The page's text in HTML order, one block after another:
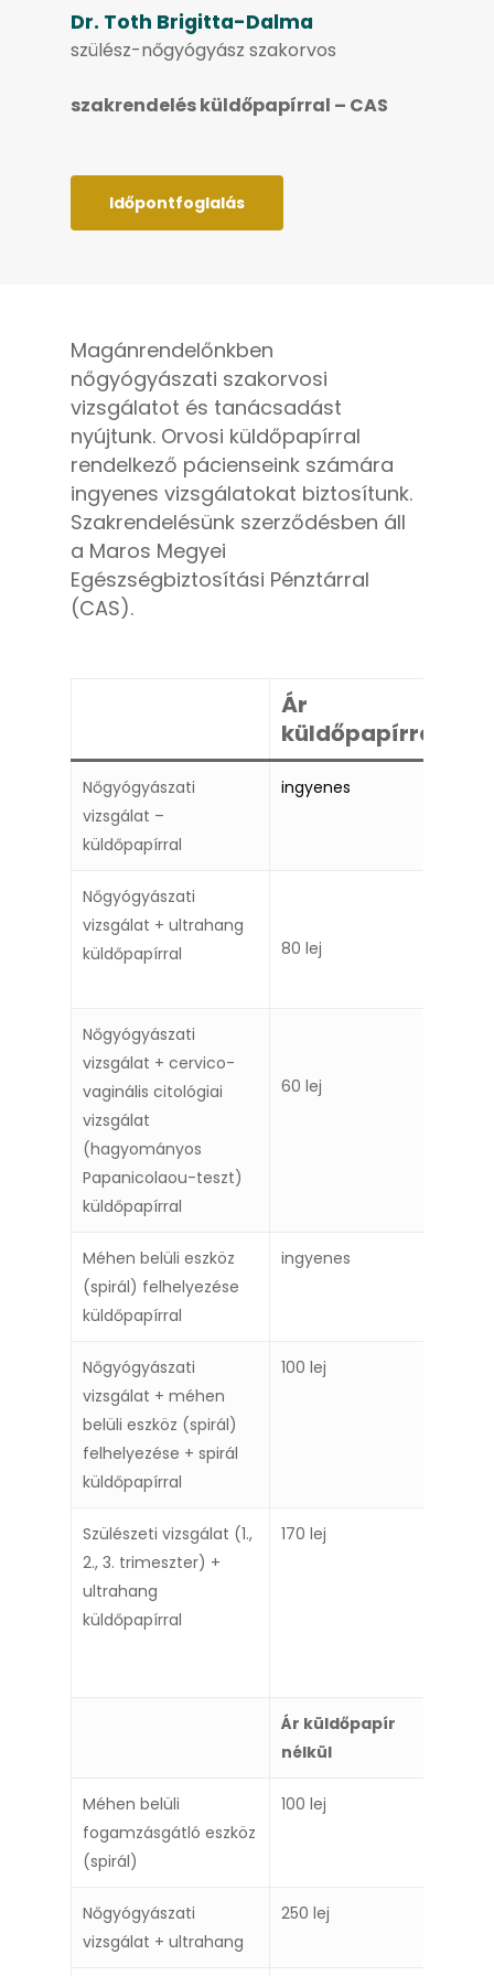
Dr. Toth Brigitta-Dalma
szülész-nőgyógyász szakorvos
szakrendelés küldőpapírral – CAS
Időpontfoglalás
Magánrendelőnkben
nőgyógyászati szakorvosi
vizsgálatot és tanácsadást
nyújtunk. Orvosi küldőpapírral
rendelkező pácienseink számára
ingyenes vizsgálatokat biztosítunk.
Szakrendelésünk szerződésben áll
a Maros Megyei
Egészségbiztosítási Pénztárral
(CAS).
Ár
küldőpapírral
Nőgyógyászati
vizsgálat –
küldőpapírral
ingyenes
Nőgyógyászati
vizsgálat + ultrahang
küldőpapírral
80 lej
Nőgyógyászati
vizsgálat + cervico-
vaginális citológiai
vizsgálat
(hagyományos
Papanicolaou-teszt)
küldőpapírral
60 lej
Méhen belüli eszköz
(spirál) felhelyezése
küldőpapírral
ingyenes
Nőgyógyászati
vizsgálat + méhen
belüli eszköz (spirál)
felhelyezése + spirál
küldőpapírral
100 lej
Szülészeti vizsgálat (1.,
2., 3. trimeszter) +
ultrahang
küldőpapírral
170 lej
Ár küldőpapír
nélkül
Méhen belüli
fogamzásgátló eszköz
(spirál)
100 lej
Nőgyógyászati
vizsgálat + ultrahang
250 lej